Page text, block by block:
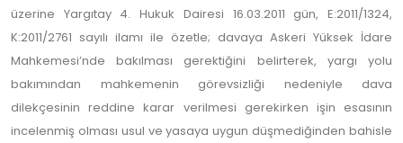
üzerine Yargıtay 4. Hukuk Dairesi 16.03.2011 gün, E:2011/1324,
K:2011/2761 sayılı ilamı ile özetle; davaya Askeri Yüksek İdare
Mahkemesi’nde bakılması gerektiğini belirterek, yargı yolu
bakımından mahkemenin görevsizliği nedeniyle dava
dilekçesinin reddine karar verilmesi gerekirken işin esasının
incelenmiş olması usul ve yasaya uygun düşmediğinden bahisle